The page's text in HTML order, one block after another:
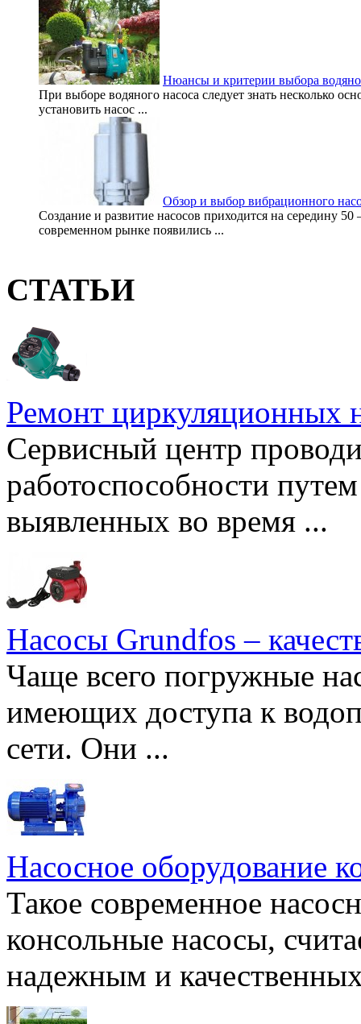
Нюансы и критерии выбора
При выборе водяного насоса следует знать несколько
установить насос ...
Обзор и выбор вибрационного
Создание и развитие насосов приходится на середину
современном рынке появились ...
СТАТЬИ
Ремонт циркуляционных
Сервисный центр
работоспособности
выявленных во время ...
Насосы Grundfos –
Чаще всего погружные
имеющих доступа к
сети. Они ...
Насосное оборудование
Такое современное
консольные насосы,
надежным и